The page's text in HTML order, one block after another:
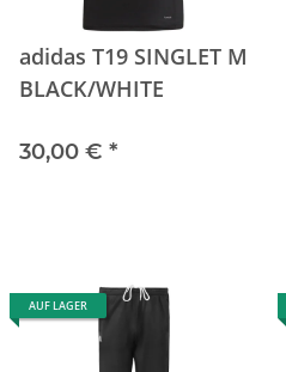
adidas T19 SINGLET M
BLACK/WHITE
30,00 € *
AUF LAGER